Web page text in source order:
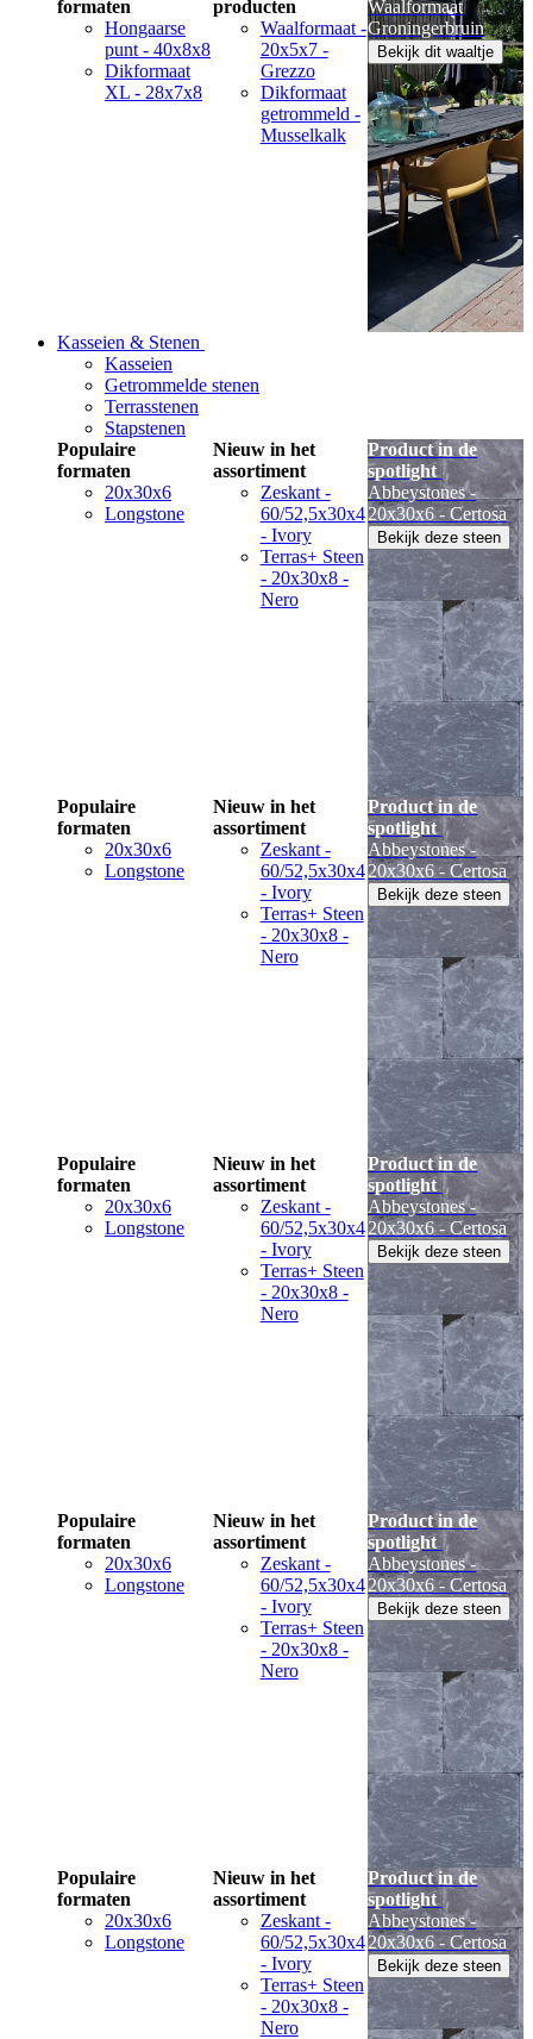
formaten
Hongaarse
punt - 40x8x8
Dikformaat
XL - 28x7x8
producten
Waalformaat -
20x5x7 -
Grezzo
Dikformaat
getrommeld -
Musselkalk
Waalformaat
Groningerbruin
Bekijk dit waaltje
Kasseien & Stenen
Kasseien
Getrommelde stenen
Terrasstenen
Stapstenen
Populaire
formaten
20x30x6
Longstone
Nieuw in het
assortiment
Zeskant -
60/52,5x30x4
- Ivory
Terras+ Steen
- 20x30x8 -
Nero
Product in de
spotlight
Abbeystones -
20x30x6 - Certosa
Bekijk deze steen
Populaire
formaten
20x30x6
Longstone
Nieuw in het
assortiment
Zeskant -
60/52,5x30x4
- Ivory
Terras+ Steen
- 20x30x8 -
Nero
Product in de
spotlight
Abbeystones -
20x30x6 - Certosa
Bekijk deze steen
Populaire
formaten
20x30x6
Longstone
Nieuw in het
assortiment
Zeskant -
60/52,5x30x4
- Ivory
Terras+ Steen
- 20x30x8 -
Nero
Product in de
spotlight
Abbeystones -
20x30x6 - Certosa
Bekijk deze steen
Populaire
formaten
20x30x6
Longstone
Nieuw in het
assortiment
Zeskant -
60/52,5x30x4
- Ivory
Terras+ Steen
- 20x30x8 -
Nero
Product in de
spotlight
Abbeystones -
20x30x6 - Certosa
Bekijk deze steen
Populaire
formaten
20x30x6
Longstone
Nieuw in het
assortiment
Zeskant -
60/52,5x30x4
- Ivory
Terras+ Steen
- 20x30x8 -
Nero
Product in de
spotlight
Abbeystones -
20x30x6 - Certosa
Bekijk deze steen